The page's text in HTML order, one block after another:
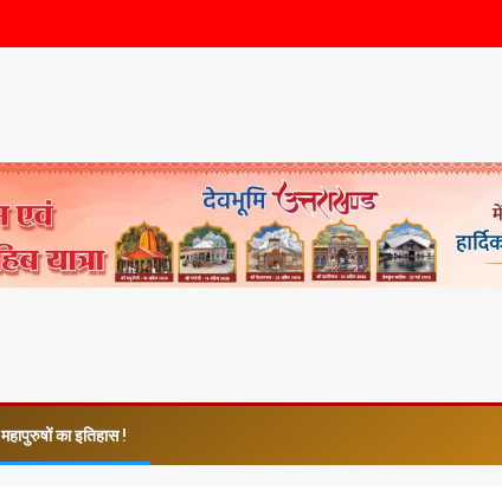
महापुरुषों का इतिहास !